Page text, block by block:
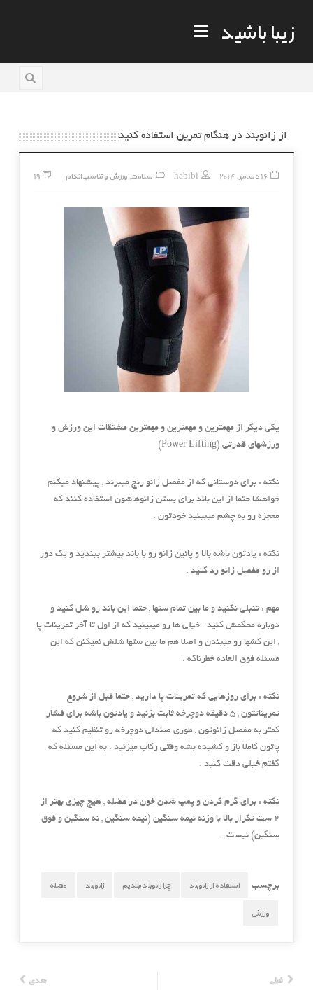
زیبا باشید
از زانوبند در هنگام تمرین استفاده کنید
16 دسامبر, 2014 habibi سلامت, ورزش و تناسب اندام 19
یکی دیگر از مهمترین و مهمترین و مهمترین مشتقات این ورزش و
ورزشهای قدرتی (Power Lifting)
نکته : برای دوستانی که از مفصل زانو رنج میبرند , پیشنهاد میکنم
خواهشا حتما از این باند برای بستن زانوهاشون استفاده کنند که
معجزه رو به چشم میبینید خودتون .
نکته : یادتون باشه بالا و پائین زانو رو با باند بیشتر ببندید و یک دور
از رو مفصل زانو رد کنید .
مهم : تنبلی نکنید و ما بین تمام ستها , حتما این باند رو شل کنید و
دوباره محکمش کنید . خیلی ها رو میبینید که از اول تا آخر تمرینات پا
, این کشها رو میبندن و اصلا هم ما بین ستها شلش نمیکنن که این
مسئله فوق العاده خطرناکه .
نکته : برای روزهایی که تمرینات پا دارید , حتما قبل از شروع
تمریناتتون , 5 دقیقه دوچرخه ثابت بزنید و یادتون باشه برای فشار
کمتر به مفصل زانوتون , طوری صندلی دوچرخه رو تنظیم کنید که
پاتون کاملا باز و کشیده بشه وقتی رکاب میزنید . به این مسئله که
گفتم خیلی دقت کنید .
نکته : برای گرم کردن و پمپ شدن خون در عضله , هیچ چیزی بهتر از
2 ست تکرار بالا با وزنه نیمه سنگین (نیمه سنگین , نه سنگین و فوق
سنگین) نیست .
برچسب استفاده از زانوبند چرا زانوبند ببندیم زانوبند عضله
ورزش
قبلی
بعدی